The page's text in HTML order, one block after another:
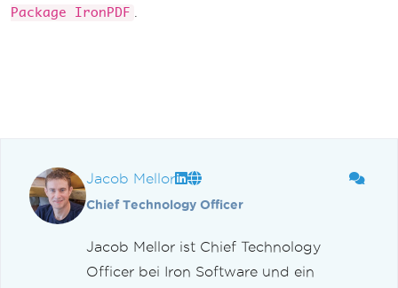
Package IronPDF
Jacob Mellor
Chief Technology Officer
Jacob Mellor ist Chief Technology
Officer bei Iron Software und ein